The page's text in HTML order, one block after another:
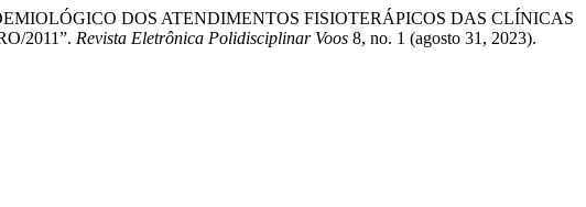
DOS ATENDIMENTOS FISIOTERÁPICOS DAS CLÍNICAS
2011”. Revista Eletrônica Polidisciplinar Voos 8, no. 1 (agosto 31, 2023).